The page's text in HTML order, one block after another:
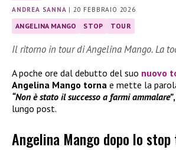
ANDREA SANNA | 20 FEBBRAIO 2026
ANGELINA MANGO STOP TOUR
Il ritorno in tour di Angelina Mango. La
A poche ore dal debutto del suo nuovo
Angelina Mango torna e mette la
“Non è stato il successo a farmi ammalare”,
lungo post.
Angelina Mango dopo lo